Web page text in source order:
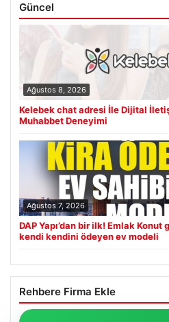
Güncel
Ağustos 8, 2026
Kelebek chat adresi İle Dijital
Muhabbet Deneyimi
Ağustos 7, 2026
DAP Yapı’dan bir ilk! Emlak
kendi kendini ödeyen ev modeli
Rehbere Firma Ekle